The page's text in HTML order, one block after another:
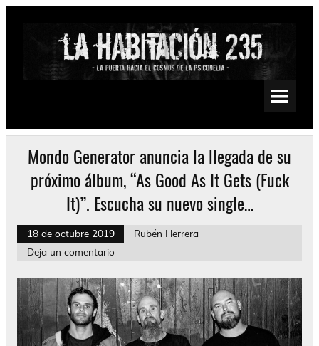
Saltar
Psychedelic, Stoner, Doom, Sludge, Fuzz, Space, Drone
Mondo Generator anuncia la llegada de su
próximo álbum, “As Good As It Gets (Fuck
It)”. Escucha su nuevo single…
18 de octubre 2019
Rubén Herrera
Deja un comentario